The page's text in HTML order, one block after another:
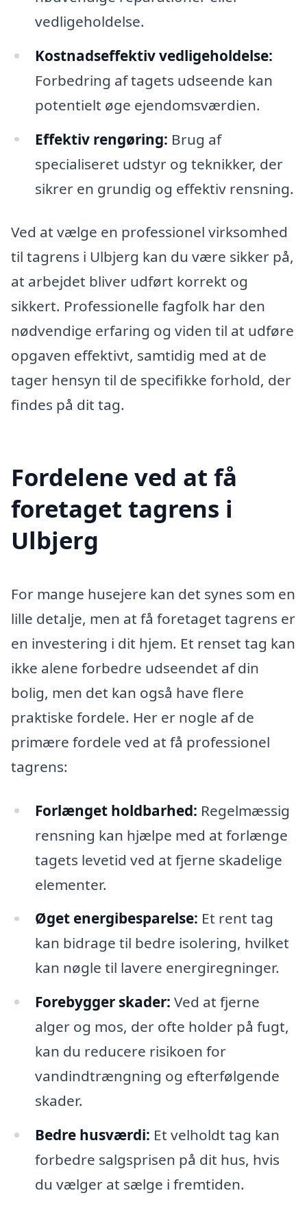
vedligeholdelse.
Kostnadseffektiv vedligeholdelse:
Forbedring af tagets udseende kan
potentielt øge ejendomsværdien.
Effektiv rengøring: Brug af
specialiseret udstyr og teknikker, der
sikrer en grundig og effektiv rensning.
Ved at vælge en professionel virksomhed
til tagrens i Ulbjerg kan du være sikker på,
at arbejdet bliver udført korrekt og
sikkert. Professionelle fagfolk har den
nødvendige erfaring og viden til at udføre
opgaven effektivt, samtidig med at de
tager hensyn til de specifikke forhold, der
findes på dit tag.
Fordelene ved at få
foretaget tagrens i
Ulbjerg
For mange husejere kan det synes som en
lille detalje, men at få foretaget tagrens er
en investering i dit hjem. Et renset tag kan
ikke alene forbedre udseendet af din
bolig, men det kan også have flere
praktiske fordele. Her er nogle af de
primære fordele ved at få professionel
tagrens:
Forlænget holdbarhed: Regelmæssig
rensning kan hjælpe med at forlænge
tagets levetid ved at fjerne skadelige
elementer.
Øget energibesparelse: Et rent tag
kan bidrage til bedre isolering, hvilket
kan nøgle til lavere energiregninger.
Forebygger skader: Ved at fjerne
alger og mos, der ofte holder på fugt,
kan du reducere risikoen for
vandindtrængning og efterfølgende
skader.
Bedre husværdi: Et velholdt tag kan
forbedre salgsprisen på dit hus, hvis
du vælger at sælge i fremtiden.